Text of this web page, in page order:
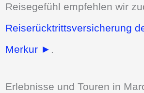
Reisegefühl empfehlen wir
Reiserücktrittsversicherung
Merkur ► .
Erlebnisse und Touren in